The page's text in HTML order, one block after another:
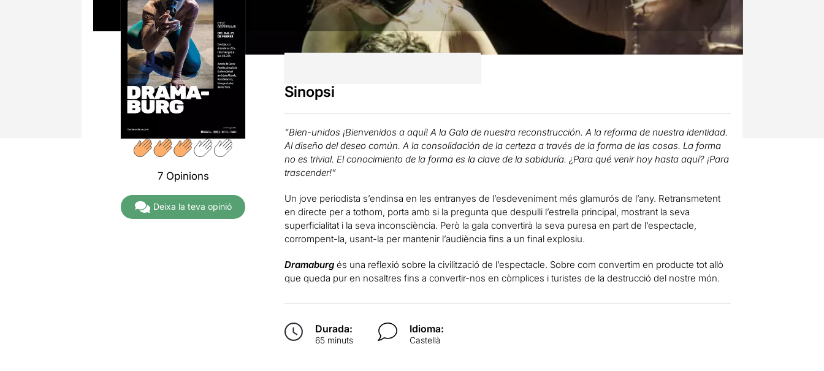
7 Opinions
Deixa la teva opinió
Sinopsi
“Bien-unidos ¡Bienvenidos a aquí! A la Gala de nuestra reconstrucción. A la reforma de nuestra identidad.
Al diseño del deseo común. A la consolidación de la certeza a través de la forma de las cosas. La forma
no es trivial. El conocimiento de la forma es la clave de la sabiduría. ¿Para qué venir hoy hasta aquí? ¡Para
trascender!”
Un jove periodista s’endinsa en les entranyes de l’esdeveniment més glamurós de l’any. Retransmetent
en directe per a tothom, porta amb si la pregunta que despulli l’estrella principal, mostrant la seva
superficialitat i la seva inconsciència. Però la gala convertirà la seva puresa en part de l’espectacle,
corrompent-la, usant-la per mantenir l’audiència fins a un final explosiu.
Dramaburgés una reflexió sobre la civilització de l’espectacle. Sobre com convertim en producte tot allò
que queda pur en nosaltres fins a convertir-nos en còmplices i turistes de la destrucció del nostre món.
Durada:
65 minuts
Idioma:
Castellà